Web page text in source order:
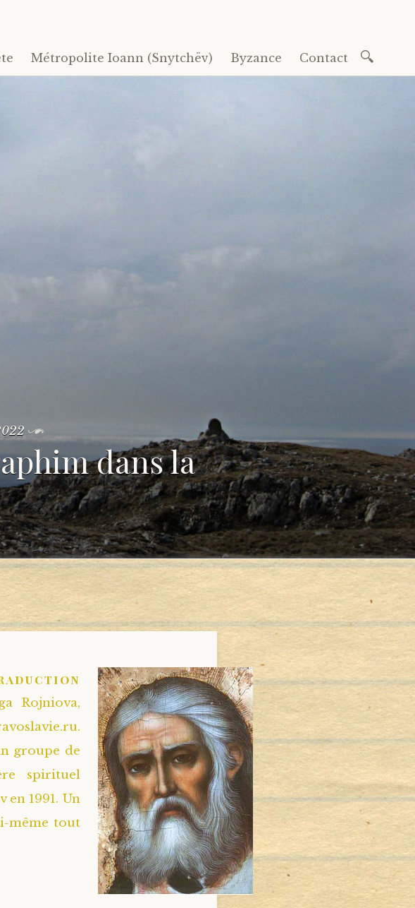
Métropolite Ioann (Snytchëv) Byzance Contact
dans la
Rojniova,
groupe de
spirituel
en 1991. Un
même tout